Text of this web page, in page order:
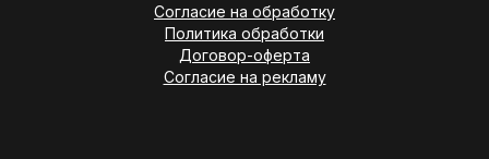
Согласие на обработку
Политика обработки
Договор-оферта
Согласие на рекламу